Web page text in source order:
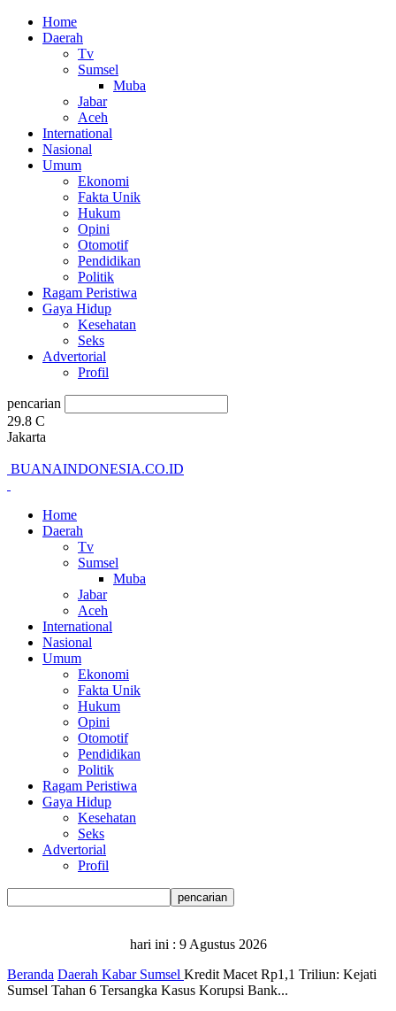
Home
Daerah
Tv
Sumsel
Muba
Jabar
Aceh
International
Nasional
Umum
Ekonomi
Fakta Unik
Hukum
Opini
Otomotif
Pendidikan
Politik
Ragam Peristiwa
Gaya Hidup
Kesehatan
Seks
Advertorial
Profil
pencarian
29.8 C
Jakarta
BUANAINDONESIA.CO.ID
Home
Daerah
Tv
Sumsel
Muba
Jabar
Aceh
International
Nasional
Umum
Ekonomi
Fakta Unik
Hukum
Opini
Otomotif
Pendidikan
Politik
Ragam Peristiwa
Gaya Hidup
Kesehatan
Seks
Advertorial
Profil
hari ini : 9 Agustus 2026
Beranda Daerah Kabar Sumsel Kredit Macet Rp1,1 Triliun: Kejati
Sumsel Tahan 6 Tersangka Kasus Korupsi Bank...